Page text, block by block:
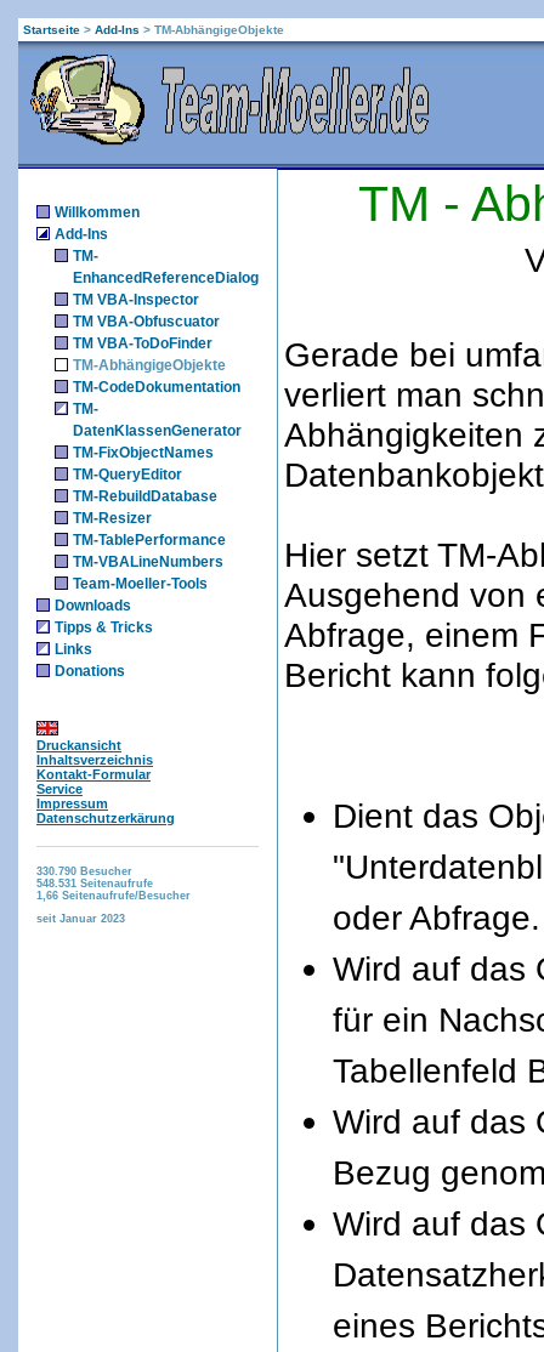
Startseite > Add-Ins > TM-AbhängigeObjekte
Willkommen
Add-Ins
TM-
EnhancedReferenceDialog
TM VBA-Inspector
TM VBA-Obfuscuator
TM VBA-ToDoFinder
TM-AbhängigeObjekte
TM-CodeDokumentation
TM-
DatenKlassenGenerator
TM-FixObjectNames
TM-QueryEditor
TM-RebuildDatabase
TM-Resizer
TM-TablePerformance
TM-VBALineNumbers
Team-Moeller-Tools
Downloads
Tipps & Tricks
Links
Donations
Druckansicht
Inhaltsverzeichnis
Kontakt-Formular
Service
Impressum
Datenschutzerkärung
330.790 Besucher
548.531 Seitenaufrufe
1,66 Seitenaufrufe/Besucher
seit Januar 2023
TM -
Gerade bei
verliert man
Abhängigkeiten
Hier setzt TM-
Ausgehend von
Abfrage, einem
Bericht kann
Dient das
oder Abfrage.
Wird auf das
für ein
Tabellenfeld
Wird auf das
Bezug
Wird auf das
eines